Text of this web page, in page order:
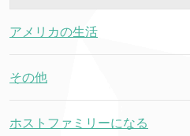
アメリカの生活
その他
ホストファミリーになる